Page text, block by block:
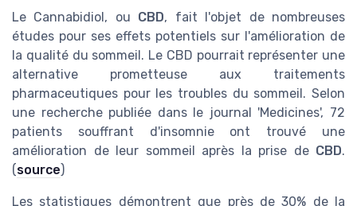
Le Cannabidiol, ou CBD, fait l'objet de nombreuses
études pour ses effets potentiels sur l'amélioration de
la qualité du sommeil. Le CBD pourrait représenter une
alternative prometteuse aux traitements
pharmaceutiques pour les troubles du sommeil. Selon
une recherche publiée dans le journal 'Medicines', 72
patients souffrant d'insomnie ont trouvé une
amélioration de leur sommeil après la prise de CBD.
(source)
Les statistiques démontrent que près de 30% de la